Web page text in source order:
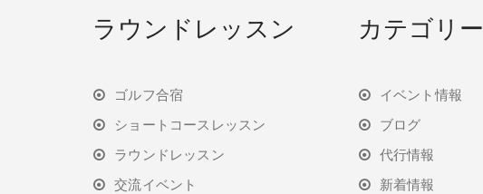
ラウンドレッスン
ゴルフ合宿
ショートコースレッスン
ラウンドレッスン
交流イベント
カテゴリー
イベント情報
ブログ
代行情報
新着情報